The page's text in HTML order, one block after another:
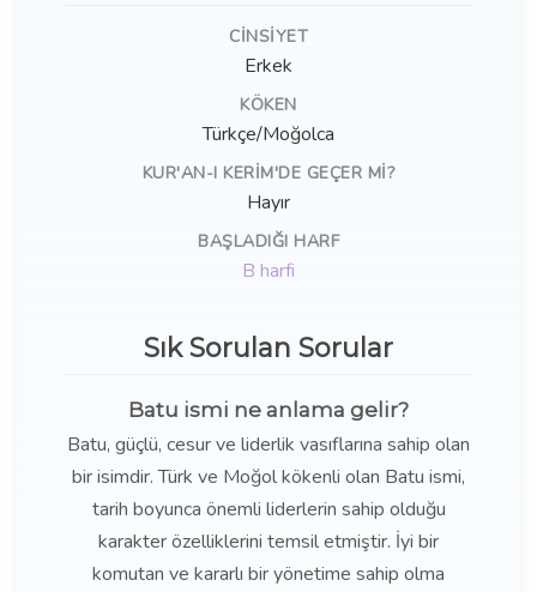
CINSIYET
Erkek
KÖKEN
Türkçe/Moğolca
KUR'AN-I KERIM'DE GEÇER MI?
Hayır
BAŞLADIĞI HARF
B harfi
Sık Sorulan Sorular
Batu ismi ne anlama gelir?
Batu, güçlü, cesur ve liderlik vasıflarına sahip olan
bir isimdir. Türk ve Moğol kökenli olan Batu ismi,
tarih boyunca önemli liderlerin sahip olduğu
karakter özelliklerini temsil etmiştir. İyi bir
komutan ve kararlı bir yönetime sahip olma